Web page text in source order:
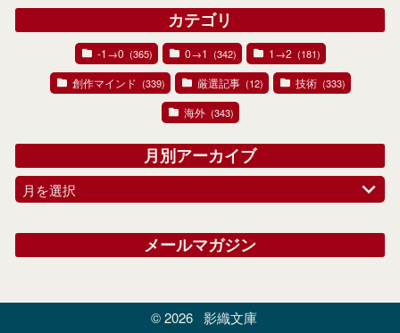
カテゴリ
-1→0 (365) 0→1 (342) 1→2 (181)
創作マインド (339) 厳選記事 (12) 技術 (333)
海外 (343)
月別アーカイブ
月を選択
メールマガジン
© 2026 影織文庫